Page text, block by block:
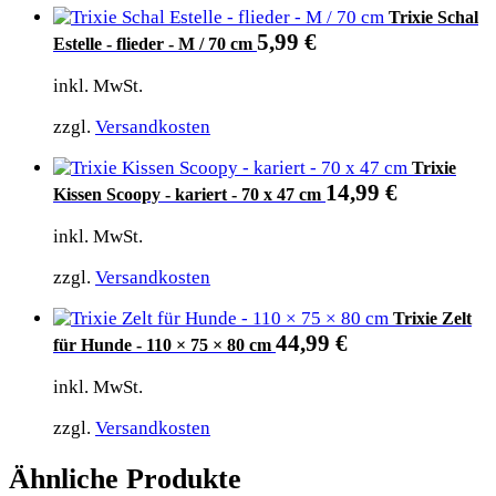
Trixie Schal
Estelle - flieder - M / 70 cm 5,99 €
inkl. MwSt.
zzgl. Versandkosten
Trixie
Kissen Scoopy - kariert - 70 x 47 cm 14,99 €
inkl. MwSt.
zzgl. Versandkosten
Trixie Zelt
für Hunde - 110 × 75 × 80 cm 44,99 €
inkl. MwSt.
zzgl. Versandkosten
Ähnliche Produkte